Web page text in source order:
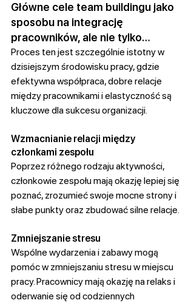
Główne cele team buildingu jako
sposobu na integrację
pracowników, ale nie tylko…
Proces ten jest szczególnie istotny w
dzisiejszym środowisku pracy, gdzie
efektywna współpraca, dobre relacje
między pracownikami i elastyczność są
kluczowe dla sukcesu organizacji.
Wzmacnianie relacji między
członkami zespołu
Poprzez różnego rodzaju aktywności,
członkowie zespołu mają okazję lepiej się
poznać, zrozumieć swoje mocne strony i
słabe punkty oraz zbudować silne relacje.
Zmniejszanie stresu
Wspólne wydarzenia i zabawy mogą
pomóc w zmniejszaniu stresu w miejscu
pracy. Pracownicy mają okazję na relaks i
oderwanie się od codziennych